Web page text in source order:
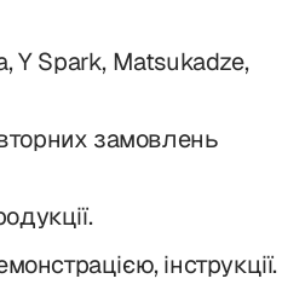
Y Spark, Matsukadze,
замовлень
інструкції.